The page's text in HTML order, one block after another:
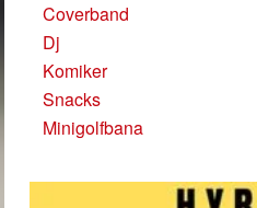
Coverband
Dj
Komiker
Snacks
Minigolfbana